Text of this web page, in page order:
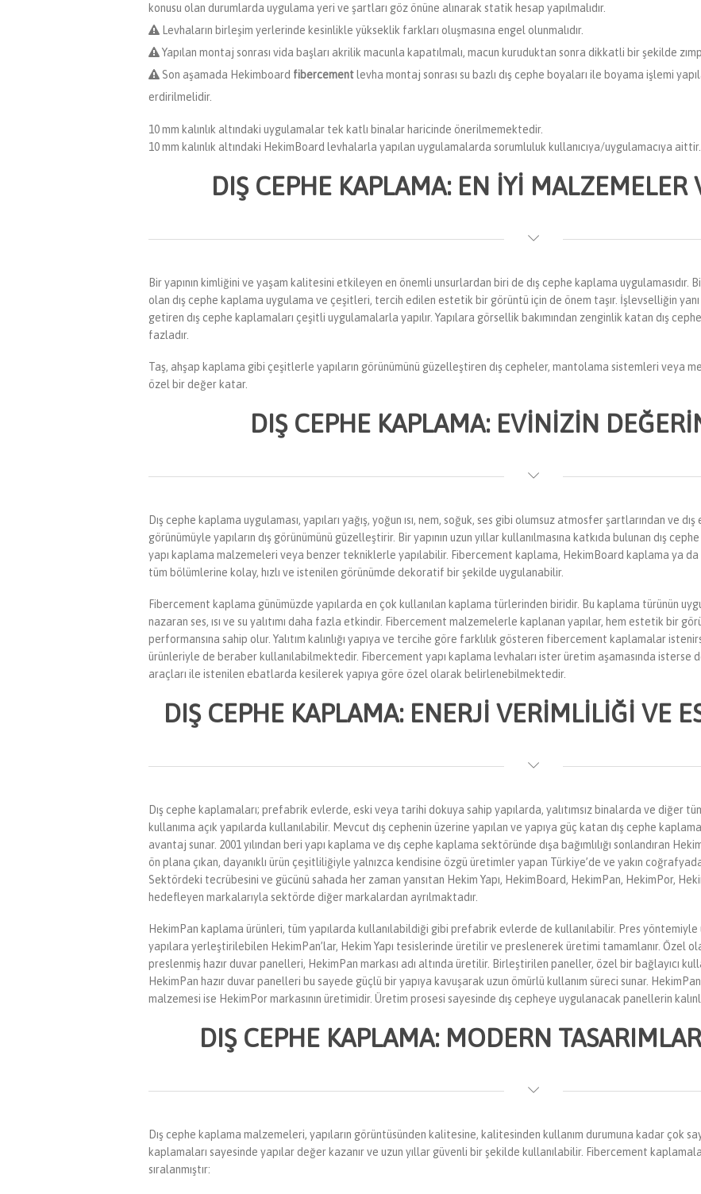
konusu olan durumlarda uygulama yeri ve şartları göz önüne alınarak statik hesap yapılmalıdır.
Levhaların birleşim yerlerinde kesinlikle yükseklik farkları oluşmasına engel olunmalıdır.
Yapılan montaj sonrası vida başları akrilik macunla kapatılmalı, macun kuruduktan sonra dikkatli bir şekilde
Son aşamada Hekimboard fibercementlevha montaj sonrası su bazlı dış cephe boyaları ile boyama işlemi
erdirilmelidir.
10 mm kalınlık altındaki uygulamalar tek katlı binalar haricinde önerilmemektedir.
10 mm kalınlık altındaki HekimBoard levhalarla yapılan uygulamalarda sorumluluk kullanıcıya/uygulamacıya aittir.
DIŞ CEPHE KAPLAMA: EN İYI MALZEMELER
Bir yapının kimliğini ve yaşam kalitesini etkileyen en önemli unsurlardan biri de dış cephe kaplama uygulamasıdır.
olan dış cephe kaplama uygulama ve çeşitleri, tercih edilen estetik bir görüntü için de önem taşır. İşlevselliğin
getiren dış cephe kaplamaları çeşitli uygulamalarla yapılır. Yapılara görsellik bakımından zenginlik katan dış
fazladır.
Taş, ahşap kaplama gibi çeşitlerle yapıların görünümünü güzelleştiren dış cepheler, mantolama sistemleri veya
özel bir değer katar.
DIŞ CEPHE KAPLAMA: EVINIZIN
Dış cephe kaplama uygulaması, yapıları yağış, yoğun ısı, nem, soğuk, ses gibi olumsuz atmosfer şartlarından ve
görünümüyle yapıların dış görünümünü güzelleştirir. Bir yapının uzun yıllar kullanılmasına katkıda bulunan dış
yapı kaplama malzemeleri veya benzer tekniklerle yapılabilir. Fibercement kaplama, HekimBoard kaplama ya
tüm bölümlerine kolay, hızlı ve istenilen görünümde dekoratif bir şekilde uygulanabilir.
Fibercement kaplama günümüzde yapılarda en çok kullanılan kaplama türlerinden biridir. Bu kaplama türünün
nazaran ses, ısı ve su yalıtımı daha fazla etkindir. Fibercement malzemelerle kaplanan yapılar, hem estetik bir
performansına sahip olur. Yalıtım kalınlığı yapıya ve tercihe göre farklılık gösteren fibercement kaplamalar
ürünleriyle de beraber kullanılabilmektedir. Fibercement yapı kaplama levhaları ister üretim aşamasında isterse
araçları ile istenilen ebatlarda kesilerek yapıya göre özel olarak belirlenebilmektedir.
DIŞ CEPHE KAPLAMA: ENERJI VERIMLILIĞI VE
Dış cephe kaplamaları; prefabrik evlerde, eski veya tarihi dokuya sahip yapılarda, yalıtımsız binalarda ve diğer
kullanıma açık yapılarda kullanılabilir. Mevcut dış cephenin üzerine yapılan ve yapıya güç katan dış cephe
avantaj sunar. 2001 yılından beri yapı kaplama ve dış cephe kaplama sektöründe dışa bağımlılığı sonlandıran
ön plana çıkan, dayanıklı ürün çeşitliliğiyle yalnızca kendisine özgü üretimler yapan Türkiye’de ve yakın
Sektördeki tecrübesini ve gücünü sahada her zaman yansıtan Hekim Yapı, HekimBoard, HekimPan, HekimPor,
hedefleyen markalarıyla sektörde diğer markalardan ayrılmaktadır.
HekimPan kaplama ürünleri, tüm yapılarda kullanılabildiği gibi prefabrik evlerde de kullanılabilir. Pres yöntemiyle
yapılara yerleştirilebilen HekimPan’lar, Hekim Yapı tesislerinde üretilir ve preslenerek üretimi tamamlanır. Özel
preslenmiş hazır duvar panelleri, HekimPan markası adı altında üretilir. Birleştirilen paneller, özel bir bağlayıcı
HekimPan hazır duvar panelleri bu sayede güçlü bir yapıya kavuşarak uzun ömürlü kullanım süreci sunar.
malzemesi ise HekimPor markasının üretimidir. Üretim prosesi sayesinde dış cepheye uygulanacak panellerin
DIŞ CEPHE KAPLAMA: MODERN
Dış cephe kaplama malzemeleri, yapıların görüntüsünden kalitesine, kalitesinden kullanım durumuna kadar çok
kaplamaları sayesinde yapılar değer kazanır ve uzun yıllar güvenli bir şekilde kullanılabilir. Fibercement
sıralanmıştır: